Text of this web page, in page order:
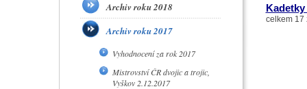
celkem 17
Archiv roku 2018
Archiv roku 2017
Vyhodnocení za rok 2017
Mistrovství ČR dvojic a trojic,
Vyškov 2.12.2017